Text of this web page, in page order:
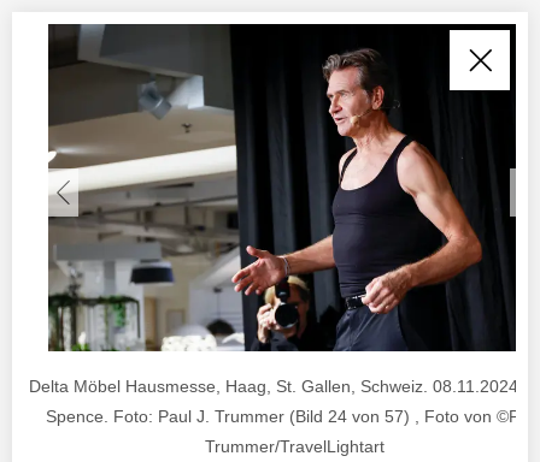
Delta Möbel Hausmesse, Haag, St. Gallen, Schweiz. 08.11.2024.
Spence. Foto: Paul J. Trummer (Bild 24 von 57) , Foto von
Trummer/TravelLightart